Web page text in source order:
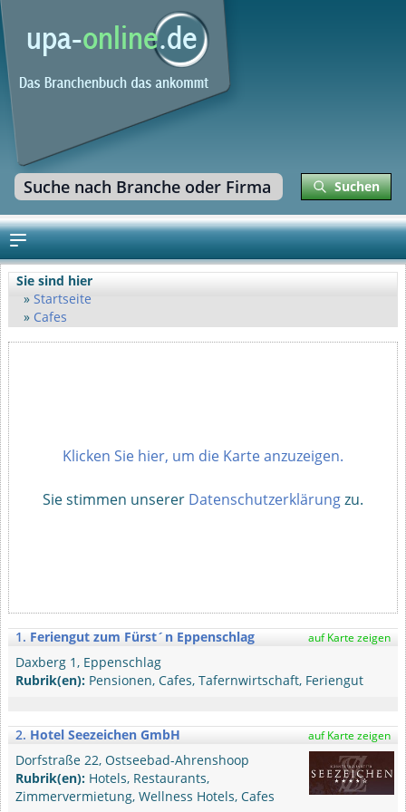
Suchen
Sie sind hier
Startseite
Cafes
Klicken Sie hier, um die Karte anzuzeigen.
Sie stimmen unserer Datenschutzerklärungzu.
1. Feriengut zum Fürst´n Eppenschlag auf Karte zeigen
Daxberg 1, Eppenschlag
Rubrik(en): Pensionen, Cafes, Tafernwirtschaft, Feriengut
2. Hotel Seezeichen GmbH auf Karte zeigen
Dorfstraße 22, Ostseebad-Ahrenshoop
Rubrik(en): Hotels, Restaurants,
Zimmervermietung, Wellness Hotels, Cafes